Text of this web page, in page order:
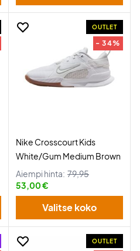
OUTLET
- 34%
Nike Crosscourt Kids
White/Gum Medium Brown
Aiempi hinta: 79,95
53,00 €
Valitse koko
OUTLET